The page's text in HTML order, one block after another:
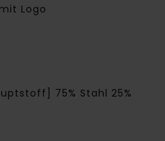
Logo
75% Stahl 25%